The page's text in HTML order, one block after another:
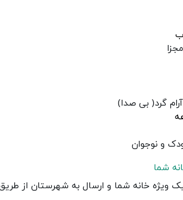
گرد( بی صدا)
و نوجوان
شما
پیک ویژه خانه شما و ارسال به شهرستان از